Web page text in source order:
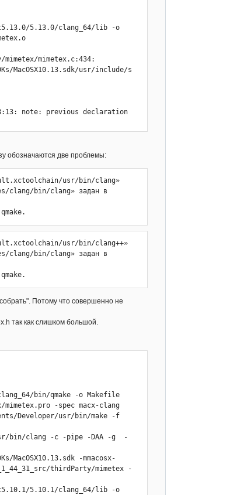
5.13.0/clang_64/lib -o
mimetex.c:434:
MacOSX10.13.sdk/usr/include/s
note: previous declaration
warning: comparison of
warning: comparison of
obj/mimetex.o] Error 1
обозначаются две проблемы:
usr/bin/clang»
clang/bin/clang» задан в
usr/bin/clang++»
clang/bin/clang» задан в
Потому что совершенно не
так как слишком большой.
bin/qmake -o Makefile
-spec macx-clang
Developer/usr/bin/make -f
bin/clang -c -pipe -DAA -g  -
-mmacosx-
thirdParty/mimetex -
5.10.1/clang_64/lib -o